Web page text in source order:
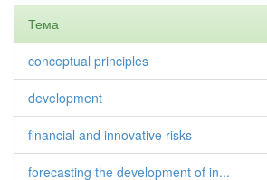
Тема
conceptual principles
development
financial and innovative risks
forecasting the development of in...